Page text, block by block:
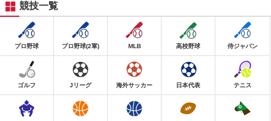
競技一覧
プロ野球 プロ野球(2軍) MLB 高校野球 侍ジャパン
ゴルフ Jリーグ 海外サッカー 日本代表 テニス